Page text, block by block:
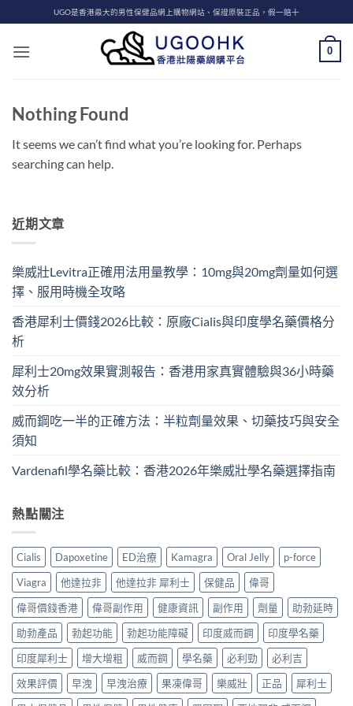
to
content
UGO是香港最大的男性保健品網上購物網站、保證原裝正品，假一賠十
0
Nothing Found
It seems we can’t find what you’re looking for. Perhaps
searching can help.
近期文章
樂威壯Levitra正確用法用量教學：10mg與20mg劑量如何選
擇、服用時機全攻略
香港犀利士價錢2026比較：原廠Cialis與印度學名藥價格分
析
犀利士20mg效果實測報告：香港用家真實體驗與36小時藥
效分析
威而鋼吃一半的正確方法：半粒劑量效果、切藥技巧與安全
須知
Vardenafil學名藥比較：香港2026年樂威壯學名藥選擇指南
熱點關注
Cialis Dapoxetine ED治療 Kamagra Oral Jelly
p-force
Viagra
他達拉非 他達拉非 犀利士 保健品
偉哥
偉哥價錢香港
偉哥副作用 健康資訊 副作用 劑量
助勃延時
助勃產品
勃起功能 勃起功能障礙 印度威而鋼
印度學名藥
印度犀利士
增大增粗 威而鋼 學名藥 必利勁
必利吉
效果評價
早洩 早洩治療 果凍偉哥 樂威壯 正品
犀利士